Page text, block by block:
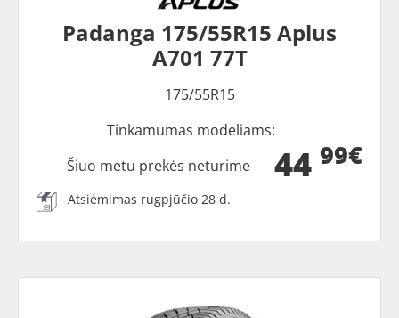
Padanga 175/55R15 Aplus
A701 77T
175/55R15
Tinkamumas modeliams:
44 99€
Šiuo metu prekės neturime
Atsiėmimas rugpjūčio 28 d.